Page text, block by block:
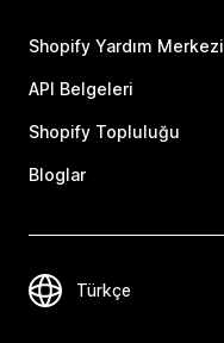
Shopify Yardım Merkezi
API Belgeleri
Shopify Topluluğu
Bloglar